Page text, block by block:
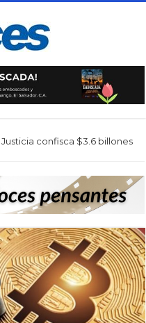
confisca $3.6 billones